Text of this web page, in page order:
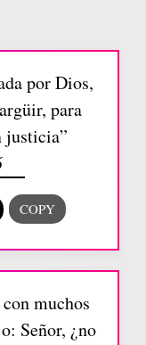
por Dios,
para
justicia”
muchos
Señor, ¿no